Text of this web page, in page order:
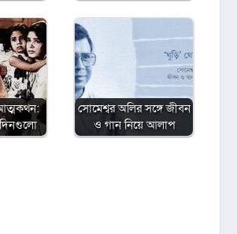
সোমেশ্বর অলির সঙ্গে জীবন
ও গান নিয়ে আলাপ